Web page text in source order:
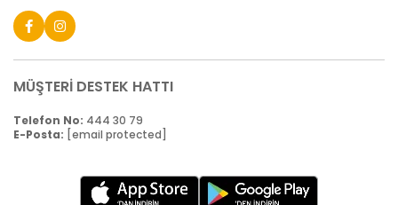
MÜŞTERİ DESTEK HATTI
Telefon No: 444 30 79
E-Posta: [email protected]